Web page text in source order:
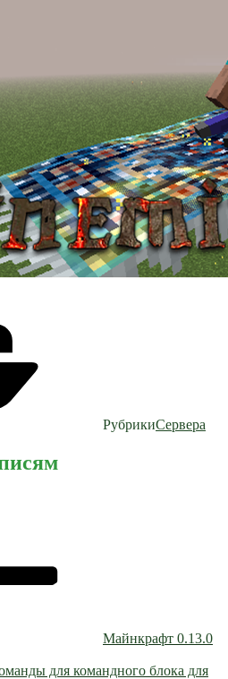
РубрикиСервера
Майнкрафт 0.13.0
для командного блока для